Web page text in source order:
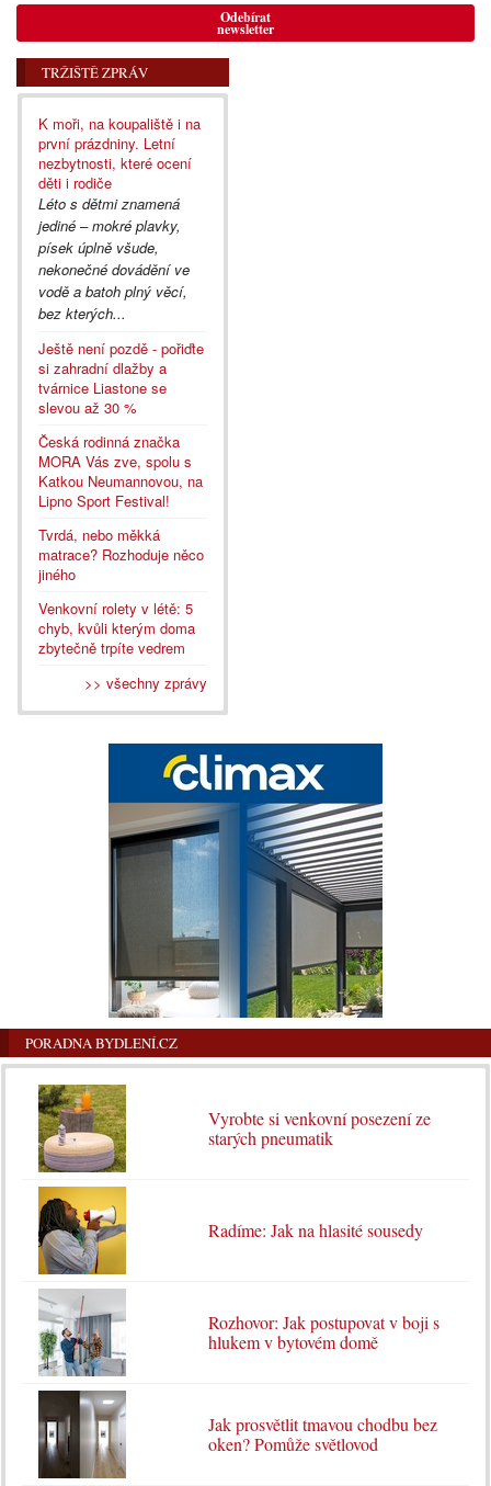
Odebírat
newsletter
TRŽIŠTĚ ZPRÁV
K moři, na koupaliště i na
první prázdniny. Letní
nezbytnosti, které ocení
děti i rodiče
Léto s dětmi znamená
jediné – mokré plavky,
písek úplně všude,
nekonečné dovádění ve
vodě a batoh plný věcí,
bez kterých...
Ještě není pozdě - pořiďte
si zahradní dlažby a
tvárnice Liastone se
slevou až 30 %
Česká rodinná značka
MORA Vás zve, spolu s
Katkou Neumannovou, na
Lipno Sport Festival!
Tvrdá, nebo měkká
matrace? Rozhoduje něco
jiného
Venkovní rolety v létě: 5
chyb, kvůli kterým doma
zbytečně trpíte vedrem
>> všechny zprávy
PORADNA BYDLENÍ.CZ
Vyrobte si venkovní posezení ze
starých pneumatik
Radíme: Jak na hlasité sousedy
Rozhovor: Jak postupovat v boji s
hlukem v bytovém domě
Jak prosvětlit tmavou chodbu bez
oken? Pomůže světlovod